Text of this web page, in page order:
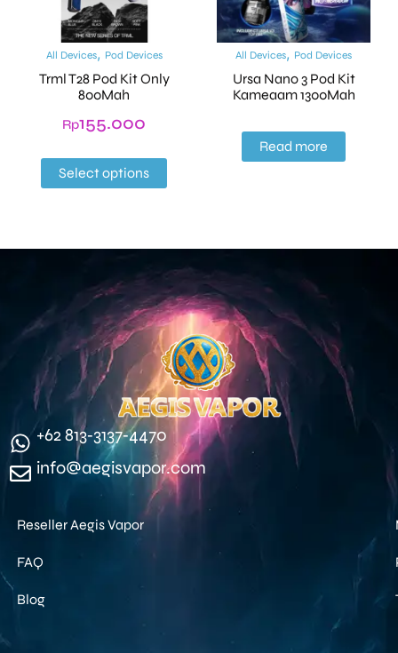
All Devices, Pod Devices
Trml T28 Pod Kit Only
800Mah
Rp155.000
Select options
All Devices, Pod Devices
Ursa Nano 3 Pod Kit
Kameaam 1300Mah
Read more
‪+62 813‑3137‑4470‬
info@aegisvapor.com
Reseller Aegis Vapor
FAQ
Blog